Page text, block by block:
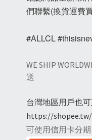
們聯繫(換貨運費
#ALLCL
WE SHIP
送
台灣地區用戶也
https://
可使用信用卡分